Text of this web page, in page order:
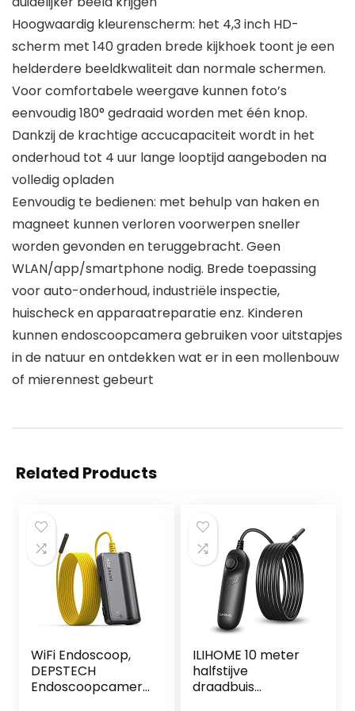
Hoogwaardig kleurenscherm: het 4,3 inch HD-
scherm met 140 graden brede kijkhoek toont je een
helderdere beeldkwaliteit dan normale schermen.
Voor comfortabele weergave kunnen foto’s
eenvoudig 180° gedraaid worden met één knop.
Dankzij de krachtige accucapaciteit wordt in het
onderhoud tot 4 uur lange looptijd aangeboden na
volledig opladen
Eenvoudig te bedienen: met behulp van haken en
magneet kunnen verloren voorwerpen sneller
worden gevonden en teruggebracht. Geen
WLAN/app/smartphone nodig. Brede toepassing
voor auto-onderhoud, industriële inspectie,
huischeck en apparaatreparatie enz. Kinderen
kunnen endoscoopcamera gebruiken voor uitstapjes
in de natuur en ontdekken wat er in een mollenbouw
of mierennest gebeurt
Related Products
WiFi Endoscoop,
DEPSTECH
Endoscoopcamer
ILIHOME 10 meter
halfstijve
draadbuis